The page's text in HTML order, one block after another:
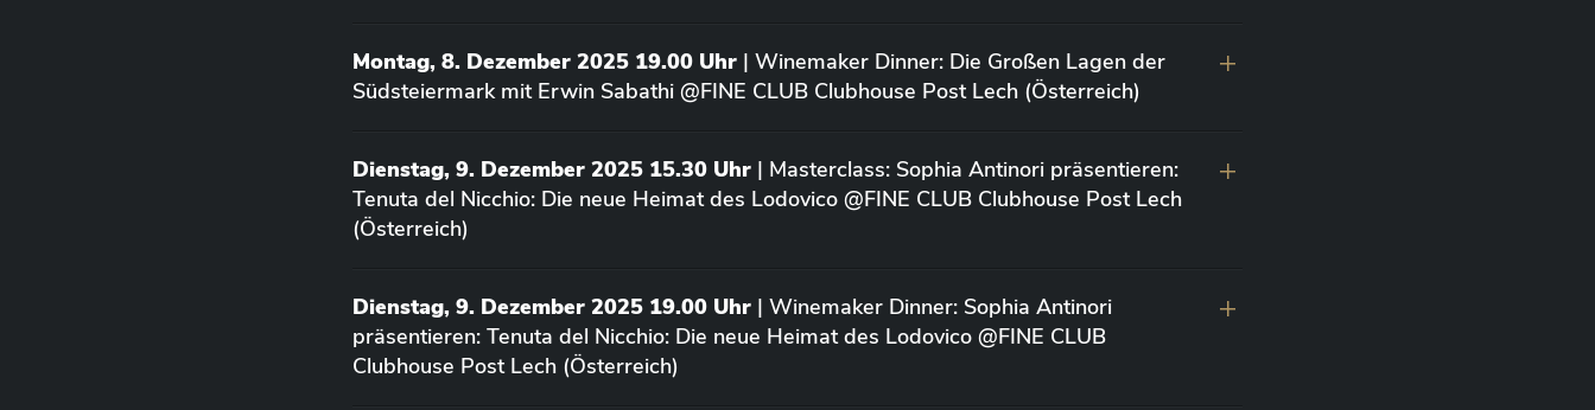
Montag, 8. Dezember 2025 19.00 Uhr | Winemaker Dinner: Die Großen Lagen der
Südsteiermark mit Erwin Sabathi @FINE CLUB Clubhouse Post Lech (Österreich)
Dienstag, 9. Dezember 2025 15.30 Uhr | Masterclass: Sophia Antinori präsentieren:
Tenuta del Nicchio: Die neue Heimat des Lodovico @FINE CLUB Clubhouse Post Lech
(Österreich)
Dienstag, 9. Dezember 2025 19.00 Uhr | Winemaker Dinner: Sophia Antinori
präsentieren: Tenuta del Nicchio: Die neue Heimat des Lodovico @FINE CLUB
Clubhouse Post Lech (Österreich)